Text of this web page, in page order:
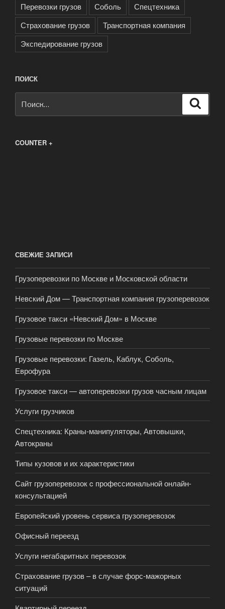
Перевозки грузов
Соболь
Спецтехника
Страхование грузов
Транспортная компания
Экспедирование грузов
ПОИСК
COUNTER +
СВЕЖИЕ ЗАПИСИ
Грузоперевозки по Москве и Московской области
Невский Дом — Транспортная компания грузоперевозок
Грузовое такси «Невский Дом» в Москве
Грузовые перевозки по Москве
Грузовые перевозки: Газель, Каблук, Соболь,
Еврофура
Грузовое такси — автоперевозки грузов часным лицам
Услуги грузчиков
Спецтехника: Краны-манипуляторы, Автовышки,
Автокраны
Типы кузовов и их характеристики
Сайт грузоперевозок c профессиональной онлайн-
консультацией
Европейский уровень сервиса грузоперевозок
Офисный переезд
Услуги негабаритных перевозок
Страхование грузов – в случае форс-мажорных
ситуаций